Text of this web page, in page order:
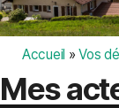
Accueil »Vos
Mes